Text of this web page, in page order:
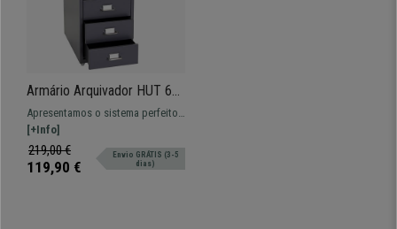
Armário Arquivador HUT 6
GAVETAS, 69x28x44 cm,
Em Aço, Cor Cinzento
Apresentamos o sistema perfeito
para o seu escritório: modelo HUT
6. Arquivadores em aço,
disponíveis em várias cores
[+Info]
219,00 €
119,90 €
Envio GRÁTIS (3-5
dias)